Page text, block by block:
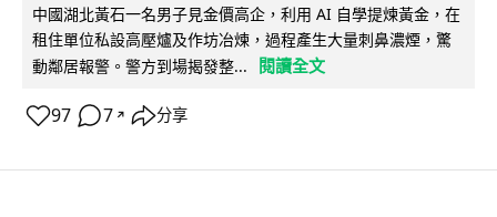
中國湖北黃石一名男子見金價高企，利用 AI 自學提煉黃金，在
租住單位私設高壓爐及作坊冶煉，過程產生大量刺鼻濃煙，驚
動鄰居報警。警方到場揭發整...
閱讀全文
97 7 ↗ 分享